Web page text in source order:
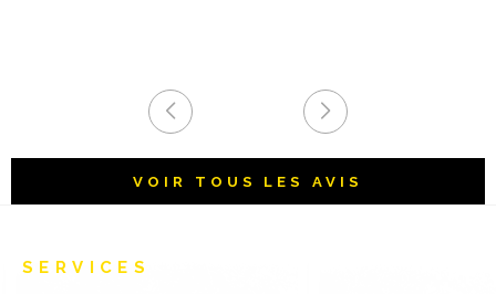
VOIR TOUS LES AVIS
SERVICES